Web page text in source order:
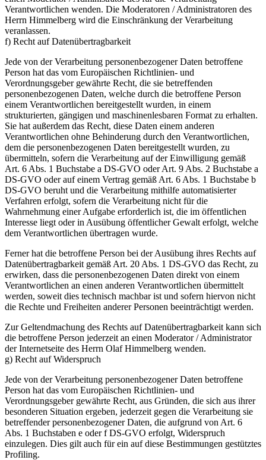
Verantwortlichen wenden. Die Moderatoren / Administratoren des
Herrn Himmelberg wird die Einschränkung der Verarbeitung
veranlassen.
f) Recht auf Datenübertragbarkeit
Jede von der Verarbeitung personenbezogener Daten betroffene
Person hat das vom Europäischen Richtlinien- und
Verordnungsgeber gewährte Recht, die sie betreffenden
personenbezogenen Daten, welche durch die betroffene Person
einem Verantwortlichen bereitgestellt wurden, in einem
strukturierten, gängigen und maschinenlesbaren Format zu erhalten.
Sie hat außerdem das Recht, diese Daten einem anderen
Verantwortlichen ohne Behinderung durch den Verantwortlichen,
dem die personenbezogenen Daten bereitgestellt wurden, zu
übermitteln, sofern die Verarbeitung auf der Einwilligung gemäß
Art. 6 Abs. 1 Buchstabe a DS-GVO oder Art. 9 Abs. 2 Buchstabe a
DS-GVO oder auf einem Vertrag gemäß Art. 6 Abs. 1 Buchstabe b
DS-GVO beruht und die Verarbeitung mithilfe automatisierter
Verfahren erfolgt, sofern die Verarbeitung nicht für die
Wahrnehmung einer Aufgabe erforderlich ist, die im öffentlichen
Interesse liegt oder in Ausübung öffentlicher Gewalt erfolgt, welche
dem Verantwortlichen übertragen wurde.
Ferner hat die betroffene Person bei der Ausübung ihres Rechts auf
Datenübertragbarkeit gemäß Art. 20 Abs. 1 DS-GVO das Recht, zu
erwirken, dass die personenbezogenen Daten direkt von einem
Verantwortlichen an einen anderen Verantwortlichen übermittelt
werden, soweit dies technisch machbar ist und sofern hiervon nicht
die Rechte und Freiheiten anderer Personen beeinträchtigt werden.
Zur Geltendmachung des Rechts auf Datenübertragbarkeit kann sich
die betroffene Person jederzeit an einen Moderator / Administrator
der Internetseite des Herrn Olaf Himmelberg wenden.
g) Recht auf Widerspruch
Jede von der Verarbeitung personenbezogener Daten betroffene
Person hat das vom Europäischen Richtlinien- und
Verordnungsgeber gewährte Recht, aus Gründen, die sich aus ihrer
besonderen Situation ergeben, jederzeit gegen die Verarbeitung sie
betreffender personenbezogener Daten, die aufgrund von Art. 6
Abs. 1 Buchstaben e oder f DS-GVO erfolgt, Widerspruch
einzulegen. Dies gilt auch für ein auf diese Bestimmungen gestütztes
Profiling.